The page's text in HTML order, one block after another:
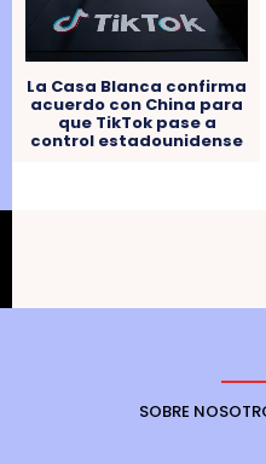
La Casa Blanca confirma
acuerdo con China para
que TikTok pase a
control estadounidense
SOBRE